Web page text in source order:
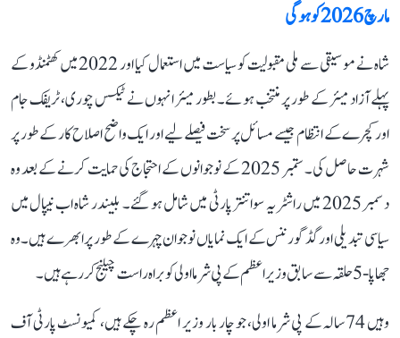
مارچ 2026 کو ہوگی
شاہ نے موسیقی سے ملی مقبولیت کو سیاست میں استعمال کیا اور 2022 میں کھٹمنڈو کے
پہلے آزاد میئر کے طور پر منتخب ہوئے۔ بطور میئر انہوں نے ٹیکس چوری، ٹریفک جام
اور کچرے کے انتظام جیسے مسائل پر سخت فیصلے لیے اور ایک واضح اصلاح کار کے طور پر
شہرت حاصل کی۔ ستمبر 2025 کے نوجوانوں کے احتجاج کی حمایت کرنے کے بعد وہ
دسمبر 2025 میں راشٹریہ سواتنتر پارٹی میں شامل ہو گئے۔ بلیندر شاہ اب نیپال میں
سیاسی تبدیلی اور گڈ گورننس کے ایک نمایاں نوجوان چہرے کے طور پر ابھرے ہیں۔ وہ
جھاپا-5 حلقہ سے سابق وزیر اعظم کے پی شرما اولی کو براہ راست چیلنج کر رہے ہیں۔
وہیں 74سالہ کے پی شرما اولی، جو چار بار وزیر اعظم رہ چکے ہیں، کمیونسٹ پارٹی آف